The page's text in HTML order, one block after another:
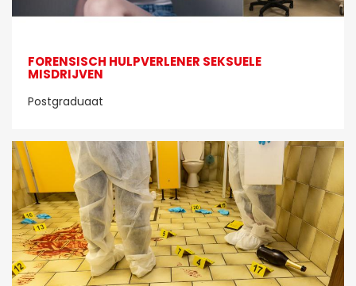
FORENSISCH HULPVERLENER SEKSUELE
MISDRIJVEN
Postgraduaat